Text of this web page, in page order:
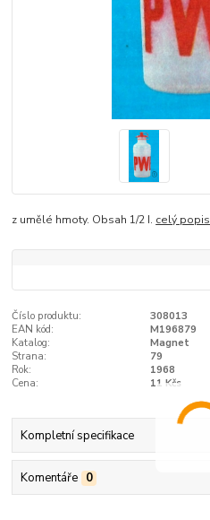
z umělé hmoty. Obsah 1/2 I. celý popis
Číslo produktu:
308013
EAN kód:
M196879
Katalog:
Magnet
Strana:
79
Rok:
1968
Cena:
11 Kčs
Kompletní specifikace
Komentáře 0